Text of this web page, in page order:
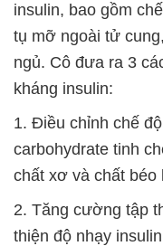
insulin, bao gồm
tụ mỡ ngoài tử
ngủ. Cô đưa ra 3
kháng insulin:
1. Điều chỉnh chế
carbohydrate tinh
chất xơ và chất béo
2. Tăng cường tập
thiện độ nhạy